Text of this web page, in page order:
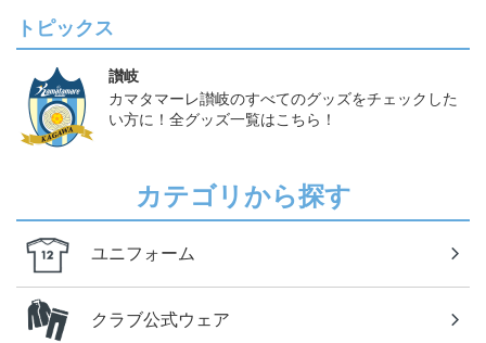
トピックス
讃岐
カマタマーレ讃岐のすべてのグッズをチェックした
い方に！全グッズ一覧はこちら！
カテゴリから探す
ユニフォーム
クラブ公式ウェア